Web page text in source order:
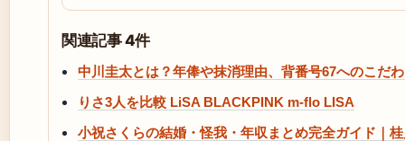
関連記事 4件
中川圭太とは？年俸や抹消理由、背番号67へのこだ
りさ3人を比較 LiSA BLACKPINK m-flo LISA
小祝さくらの結婚・怪我・年収まとめ完全ガイド｜